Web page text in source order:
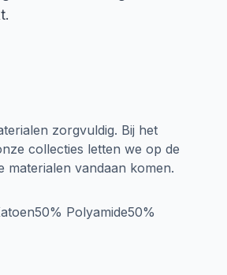
zorgvuldig. Bij het
collecties letten we op de
materialen vandaan komen.
Polyamide50%